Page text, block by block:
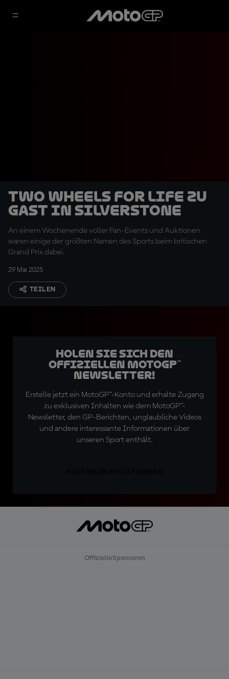
Two Wheels for Life zu
Gast in Silverstone
An einem Wochenende voller Fan-Events und Auktionen
waren einige der größten Namen des Sports beim britischen
Grand Prix dabei.
29 Mai 2025
TEILEN
Holen Sie sich den
offiziellen MotoGP™
Newsletter!
Erstelle jetzt ein MotoGP™-Konto und erhalte Zugang
zu exklusiven Inhalten wie dem MotoGP™-
Newsletter, den GP-Berichten, unglaubliche Videos
und andere interessante Informationen über
unseren Sport enthält.
Offizielle Sponsoren